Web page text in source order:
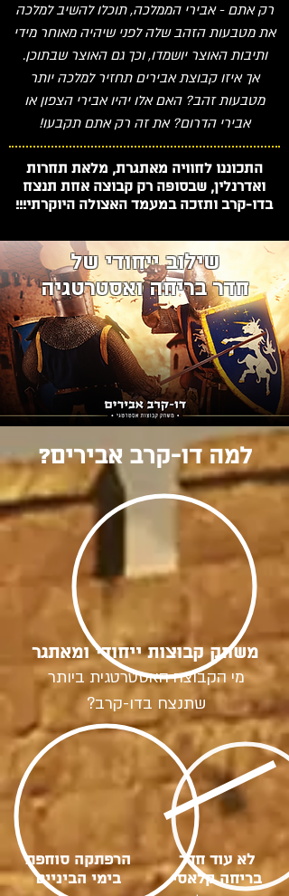
רק אתם - אבירי הממלכה, תוכלו להשיב למלכה
את מטבעות הזהב שלה לפני שיהיה מאוחר מידי
ותיבות האוצר יושמדו, וכך גם האוצר שבתוכן.
אך איזו קבוצת אבירים תחזיר למלכה יותר
מטבעות זהב? האם אלו יהיו אבירי הצפון או
אבירי הדרום? את זה רק אתם תקבעו!
התכוננו לחוויה מאתגרת, מלאת תחרות
ואדרנלין, שבסופה רק קבוצה אחת תנצח
בדו-קרב ותזכה במעמד האצולה היוקרתי!!!
שילוב ייחודי של
חדר בריחה ואסטרטגיה
למה דו-קרב אבירים?
משחק קבוצות ייחודי ומאתגר
מי הקבוצה האסטרטגית ביותר
שתנצח בדו-קרב?
הרפתקה סוחפת
בימי הביניים
לא עוד חדר
בריחה קלאסי